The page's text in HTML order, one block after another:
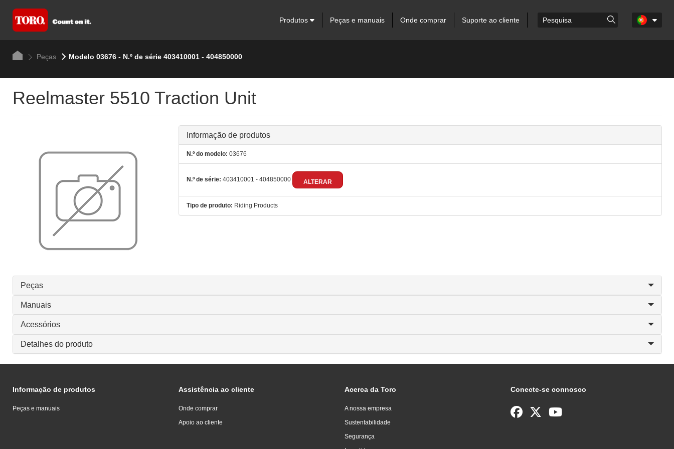
Produtos Peças e manuais Onde comprar Suporte ao cliente
Peças Modelo 03676 - N.º de série 403410001 - 404850000
Reelmaster 5510 Traction Unit
Informação de produtos
N.º do modelo: 03676
N.º de série: 403410001 - 404850000 ALTERAR
Tipo de produto: Riding Products
Peças
Manuais
Acessórios
Detalhes do produto
Informação de produtos
Peças e manuais
Assistência ao cliente
Onde comprar
Apoio ao cliente
Acerca da Toro
A nossa empresa
Sustentabilidade
Segurança
Conecte-se connosco